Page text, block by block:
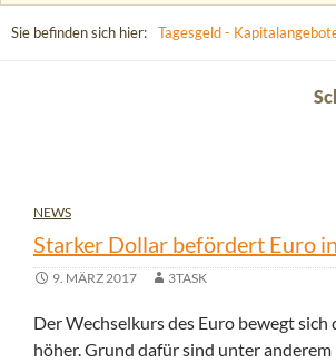
Sie befinden sich hier: Tagesgeld -
NEWS
Starker Dollar befördert Euro
9. MÄRZ 2017 3TASK
Der Wechselkurs des Euro bewegt
höher. Grund dafür sind unter